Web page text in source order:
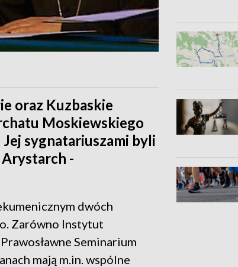
oraz Kuzbaskie
Moskiewskiego
sygnatariuszami byli
-
dwóch
Zarówno Instytut
Seminarium
mają m.in. wspólne